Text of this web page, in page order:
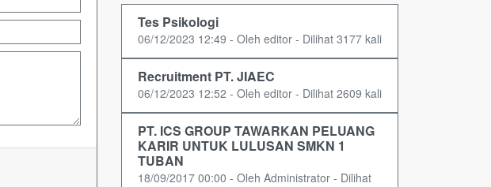
Tes Psikologi
06/12/2023 12:49 - Oleh editor - Dilihat 3177 kali
Recruitment PT. JIAEC
06/12/2023 12:52 - Oleh editor - Dilihat 2609 kali
PT. ICS GROUP TAWARKAN PELUANG
KARIR UNTUK LULUSAN SMKN 1
TUBAN
18/09/2017 00:00 - Oleh Administrator - Dilihat